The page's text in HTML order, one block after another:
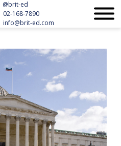
@brit-ed
02-168-7890
info@brit-ed.com